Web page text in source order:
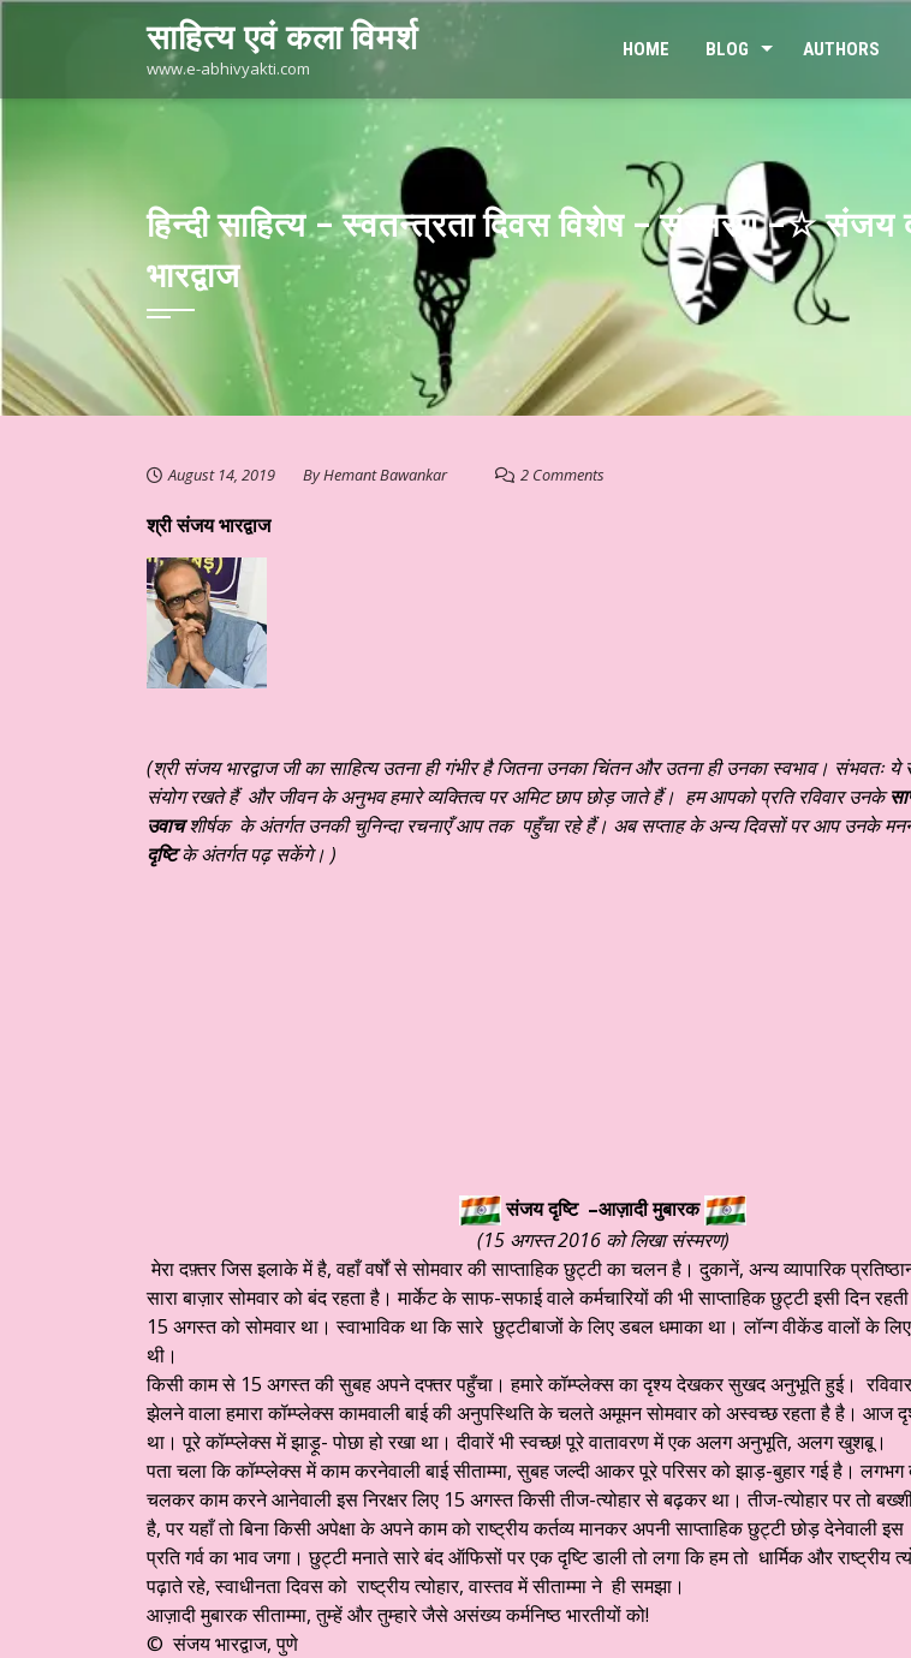
साहित्य एवं कला विमर्श
www.e-abhivyakti.com
HOME BLOG AUTHORS
हिन्दी साहित्य – स्वतन्त्रता दिवस विशेष – संस्मरण –☆
भारद्वाज
August 14, 2019 ByHemant Bawankar 2 Comments
श्री संजय भारद्वाज
(श्री संजय भारद्वाज जी का साहित्य उतना ही गंभीर है जितना उनका चिंतन और उतना ही उनका स्वभाव। संभवतः
संयोग रखते हैं और जीवन के अनुभव हमारे व्यक्तित्व पर अमिट छाप छोड़ जाते हैं। हम आपको प्रति रविवार उनके
उवाचशीर्षक के अंतर्गत उनकी चुनिन्दा रचनाएँ आप तक पहुँचा रहे हैं। अब सप्ताह के अन्य दिवसों पर आप उनके
दृष्टिके अंतर्गत पढ़ सकेंगे। )
संजय दृष्टि –आज़ादी मुबारक
(15 अगस्त 2016 को लिखा संस्मरण)
मेरा दफ़्तर जिस इलाके में है, वहाँ वर्षों से सोमवार की साप्ताहिक छुट्टी का चलन है। दुकानें, अन्य व्यापारिक
सारा बाज़ार सोमवार को बंद रहता है। मार्केट के साफ-सफाई वाले कर्मचारियों की भी साप्ताहिक छुट्टी इसी दिन
15 अगस्त को सोमवार था। स्वाभाविक था कि सारे छुट्टीबाजों के लिए डबल धमाका था। लॉन्ग वीकेंड वालों के लिए
थी।
किसी काम से 15 अगस्त की सुबह अपने दफ्तर पहुँचा। हमारे कॉम्प्लेक्स का दृश्य देखकर सुखद अनुभूति हुई।
झेलने वाला हमारा कॉम्प्लेक्स कामवाली बाई की अनुपस्थिति के चलते अमूमन सोमवार को अस्वच्छ रहता है है। आज
था। पूरे कॉम्प्लेक्स में झाड़ू- पोछा हो रखा था। दीवारें भी स्वच्छ! पूरे वातावरण में एक अलग अनुभूति, अलग खुशबू।
पता चला कि कॉम्प्लेक्स में काम करनेवाली बाई सीताम्मा, सुबह जल्दी आकर पूरे परिसर को झाड़-बुहार गई है। लगभग
चलकर काम करने आनेवाली इस निरक्षर लिए 15 अगस्त किसी तीज-त्योहार से बढ़कर था। तीज-त्योहार पर तो
है, पर यहाँ तो बिना किसी अपेक्षा के अपने काम को राष्ट्रीय कर्तव्य मानकर अपनी साप्ताहिक छुट्टी छोड़ देनेवाली
प्रति गर्व का भाव जगा। छुट्टी मनाते सारे बंद ऑफिसों पर एक दृष्टि डाली तो लगा कि हम तो धार्मिक और राष्ट्रीय
पढ़ाते रहे, स्वाधीनता दिवस को राष्ट्रीय त्योहार, वास्तव में सीताम्मा ने ही समझा।
आज़ादी मुबारक सीताम्मा, तुम्हें और तुम्हारे जैसे असंख्य कर्मनिष्ठ भारतीयों को!
© संजय भारद्वाज, पुणे
हिंदी साहित्य – आलेख ☆ काशी की रामलीला ☆ डॉ अमिताभ शंकर राय चौधरी ☆ हिन्दी साहित्य – साप्ताहिक